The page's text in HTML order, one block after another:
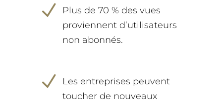
N
Plus de 70 % des vues
proviennent d’utilisateurs
non abonnés.
N
Les entreprises peuvent
toucher de nouveaux